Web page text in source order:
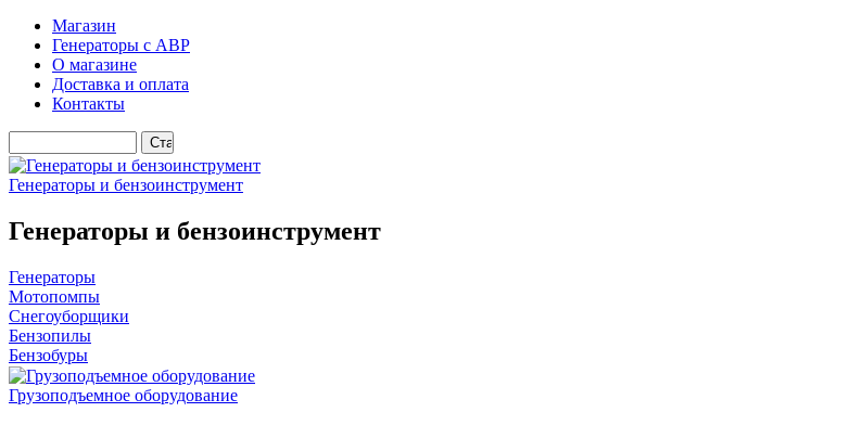
Магазин
Генераторы с АВР
О магазине
Доставка и оплата
Контакты
Генераторы и бензоинструмент
Генераторы и бензоинструмент
Генераторы
Мотопомпы
Снегоуборщики
Бензопилы
Бензобуры
Грузоподъемное оборудование